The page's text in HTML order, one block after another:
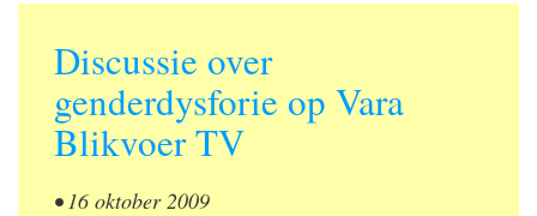
Discussie over
genderdysforie op Vara
Blikvoer TV
• 16 oktober 2009